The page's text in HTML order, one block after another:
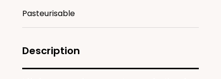
Pasteurisable
Description